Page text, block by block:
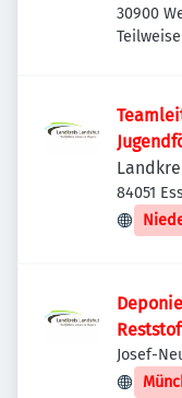
30900
84051
Josef-